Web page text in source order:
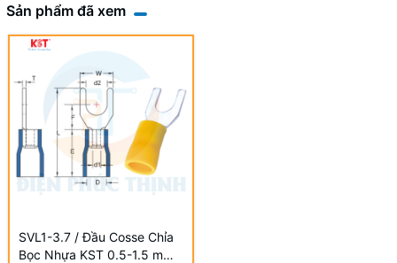
Sản phẩm đã xem
SVL1-3.7 / Đầu Cosse Chỉa
Bọc Nhựa KST 0.5-1.5 mm2